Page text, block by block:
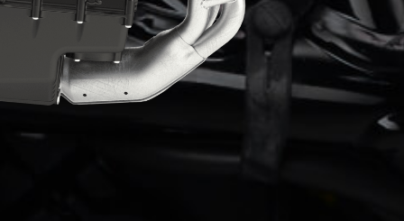
PURO